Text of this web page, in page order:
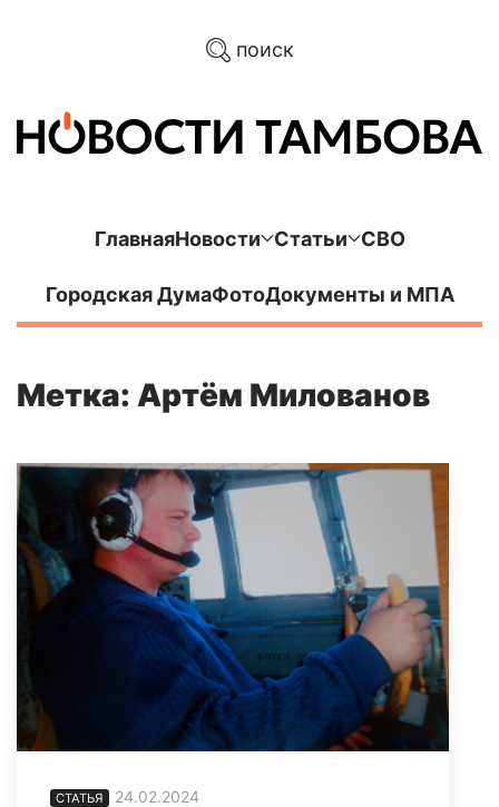
поиск
ГлавнаяНовости Статьи СВО
Городская ДумаФотоДокументы и МПА
Метка: Артём Милованов
СТАТЬЯ 24.02.2024